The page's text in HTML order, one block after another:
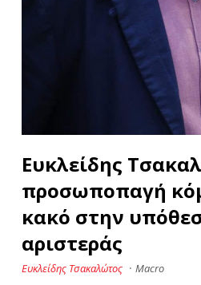
Ευκλείδης
προσωποπαγή
κακό στην
αριστεράς
Ευκλείδης Τσακαλώτος · Macro